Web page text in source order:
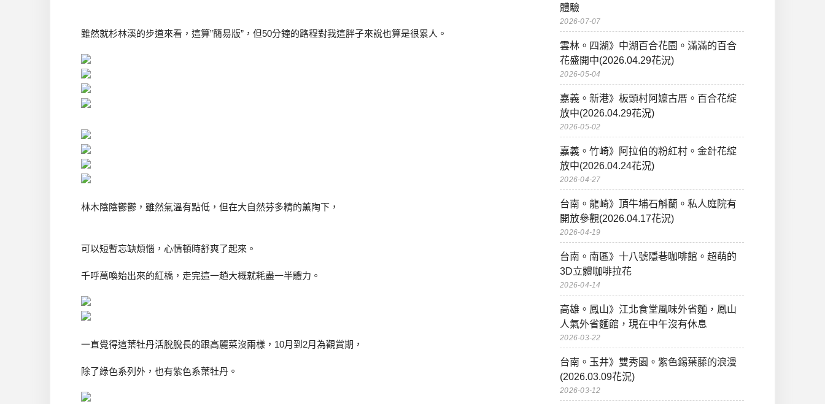
雖然就杉林溪的步道來看，這算”簡易版”，但50分鐘的路程對我這胖子來說也算是很累人。
林木陰陰鬱鬱，雖然氣溫有點低，但在大自然芬多精的薰陶下，
可以短暫忘缺煩惱，心情頓時舒爽了起來。
千呼萬喚始出來的紅橋，走完這一趟大概就耗盡一半體力。
一直覺得這葉牡丹活脫脫長的跟高麗菜沒兩樣，10月到2月為觀賞期，
除了綠色系列外，也有紫色系葉牡丹。
體驗
2026-07-07
雲林。四湖》中湖百合花園。滿滿的百合
花盛開中(2026.04.29花況)
2026-05-04
嘉義。新港》板頭村阿嬤古厝。百合花綻
放中(2026.04.29花況)
2026-05-02
嘉義。竹崎》阿拉伯的粉紅村。金針花綻
放中(2026.04.24花況)
2026-04-27
台南。龍崎》頂牛埔石斛蘭。私人庭院有
開放參觀(2026.04.17花況)
2026-04-19
台南。南區》十八號隱巷咖啡館。超萌的
3D立體咖啡拉花
2026-04-14
高雄。鳳山》江北食堂風味外省麵，鳳山
人氣外省麵館，現在中午沒有休息
2026-03-22
台南。玉井》雙秀園。紫色錫葉藤的浪漫
(2026.03.09花況)
2026-03-12